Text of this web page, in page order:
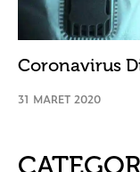
Coronavirus
31 MARET 2020